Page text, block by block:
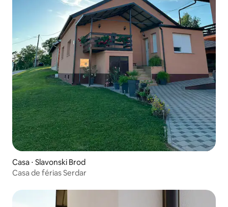
Casa ⋅ Slavonski Brod
Casa de férias Serdar